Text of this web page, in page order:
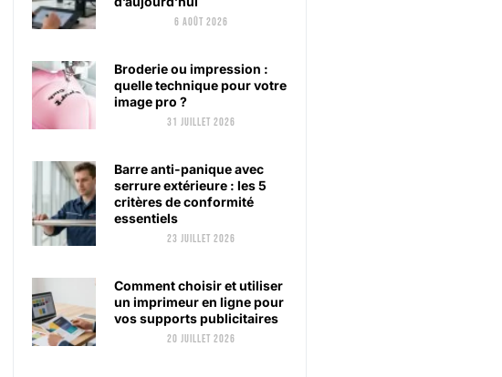
6 août 2026
Broderie ou impression :
quelle technique pour votre
image pro ?
31 juillet 2026
Barre anti-panique avec
serrure extérieure : les 5
critères de conformité
essentiels
23 juillet 2026
Comment choisir et utiliser
un imprimeur en ligne pour
vos supports publicitaires
20 juillet 2026